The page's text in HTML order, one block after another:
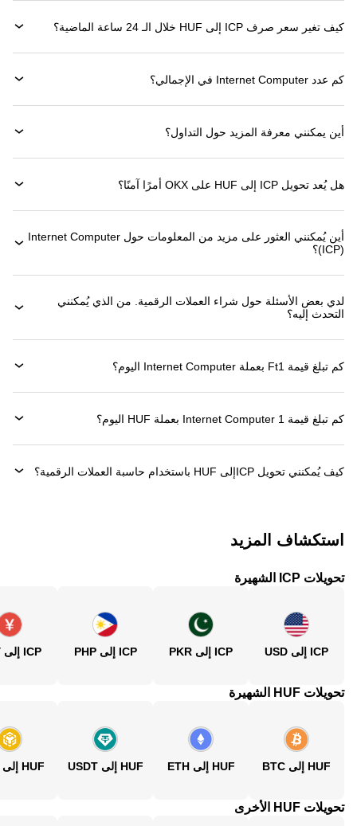
كيف تغير سعر صرف ICP إلى HUF خلال الـ 24 ساعة الماضية؟
كم عدد Internet Computer في الإجمالي؟
أين يمكنني معرفة المزيد حول التداول؟
هل يُعد تحويل ICP إلى HUF على OKX أمرًا آمنًا؟
أين يُمكنني العثور على مزيد من المعلومات حول ‏Internet Computer
(‏ICP)؟
لدي بعض الأسئلة حول شراء العملات الرقمية. من الذي يُمكنني
التحدث إليه؟
كم تبلغ قيمة 1‏Ft بعملة ‏Internet Computer اليوم؟
كم تبلغ قيمة 1 ‏Internet Computer بعملة ‏HUF اليوم؟
كيف يُمكنني تحويل ‏ICPإلى ‏HUF باستخدام حاسبة العملات الرقمية؟
استكشاف المزيد
تحويلات ICP الشهيرة
ICP إلى USD ICP إلى PKR ICP إلى PHP ICP إلى CNY
تحويلات HUF الشهيرة
HUF إلى BTC HUF إلى ETH HUF إلى USDT HUF إلى BNB
تحويلات HUF الأخرى